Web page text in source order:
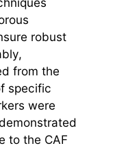
robust
from the
specific
were
to the CAF